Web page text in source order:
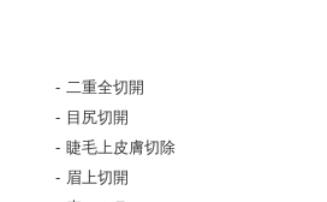
二重全切開
目尻切開
睫毛上皮膚切除
眉上切開